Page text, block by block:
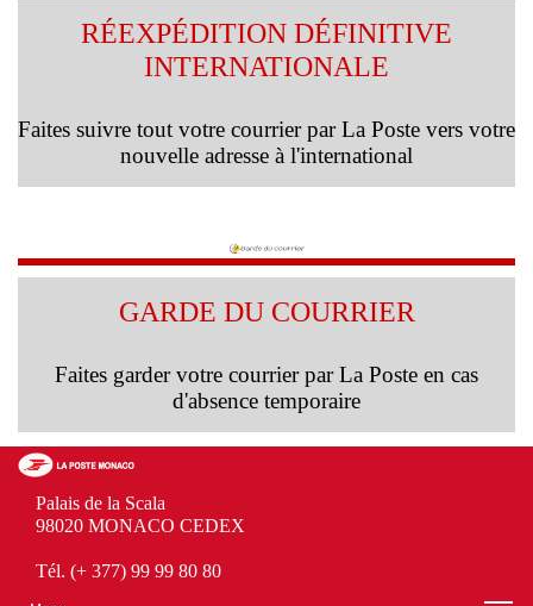
RÉEXPÉDITION DÉFINITIVE
INTERNATIONALE
Faites suivre tout votre courrier par La Poste vers votre
nouvelle adresse à l'international
GARDE DU COURRIER
Faites garder votre courrier par La Poste en cas
d'absence temporaire
Palais de la Scala
98020 MONACO CEDEX
Tél. (+ 377) 99 99 80 80